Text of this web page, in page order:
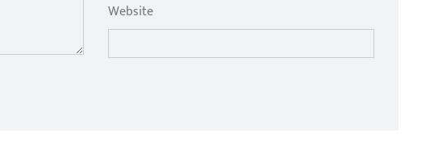
Website